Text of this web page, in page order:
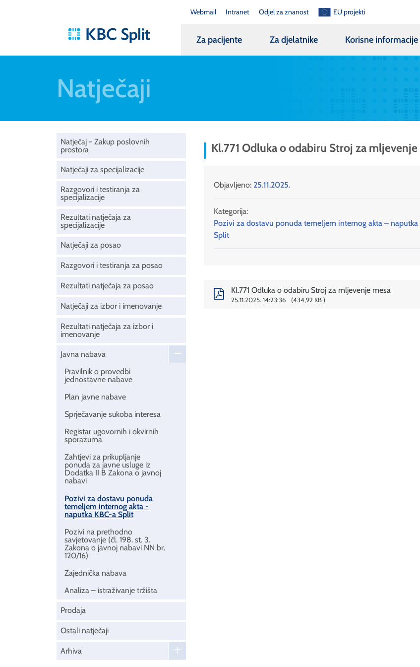
Webmail Intranet Odjel za znanost EU projekti
Za pacijente Za djelatnike Korisne informacije
Natječaji
Natječaj - Zakup poslovnih
prostora
Natječaji za specijalizacije
Razgovori i testiranja za
specijalizacije
Rezultati natječaja za
specijalizacije
Natječaji za posao
Razgovori i testiranja za posao
Rezultati natječaja za posao
Natječaji za izbor i imenovanje
Rezultati natječaja za izbor i
imenovanje
Javna nabava
Pravilnik o provedbi
jednostavne nabave
Plan javne nabave
Sprječavanje sukoba interesa
Registar ugovornih i okvirnih
sporazuma
Zahtjevi za prikupljanje
ponuda za javne usluge iz
Dodatka II B Zakona o javnoj
nabavi
Pozivi za dostavu ponuda
temeljem internog akta -
naputka KBC-a Split
Pozivi na prethodno
savjetovanje (čl. 198. st. 3.
Zakona o javnoj nabavi NN br.
120/16)
Zajednička nabava
Analiza – istraživanje tržišta
Prodaja
Ostali natječaji
Arhiva
Kl.771 Odluka o odabiru Stroj za mljevenje
Objavljeno: 25.11.2025.
Kategorija:
Pozivi za dostavu ponuda temeljem internog akta – naputka
Split
Kl.771 Odluka o odabiru Stroj za mljevenje mesa
25.11.2025. 14:23:36 434,92 KB